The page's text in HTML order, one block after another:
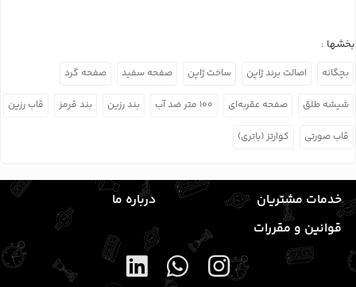
بخشها :
بچگانه اصالت برند ژاپن ساخت ژاپن صفحه سفید صفحه گرد
شیشه طلق صفحه عقربه‌ای ۱۰۰ متر ضد آب بند رزین بند قرمز قاب رزین
قاب صورتی کوارتز (باتری)
خدمات مشتریان
درباره ما
قوانین و مقررات